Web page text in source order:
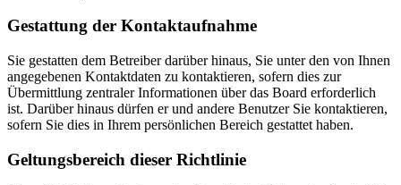
Gestattung der Kontaktaufnahme
Sie gestatten dem Betreiber darüber hinaus, Sie unter den von Ihnen
angegebenen Kontaktdaten zu kontaktieren, sofern dies zur
Übermittlung zentraler Informationen über das Board erforderlich
ist. Darüber hinaus dürfen er und andere Benutzer Sie kontaktieren,
sofern Sie dies in Ihrem persönlichen Bereich gestattet haben.
Geltungsbereich dieser Richtlinie